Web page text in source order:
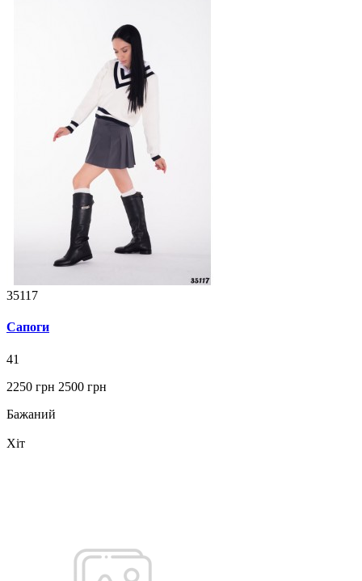
35117
Сапоги
41
2250 грн 2500 грн
Бажаний
Хіт